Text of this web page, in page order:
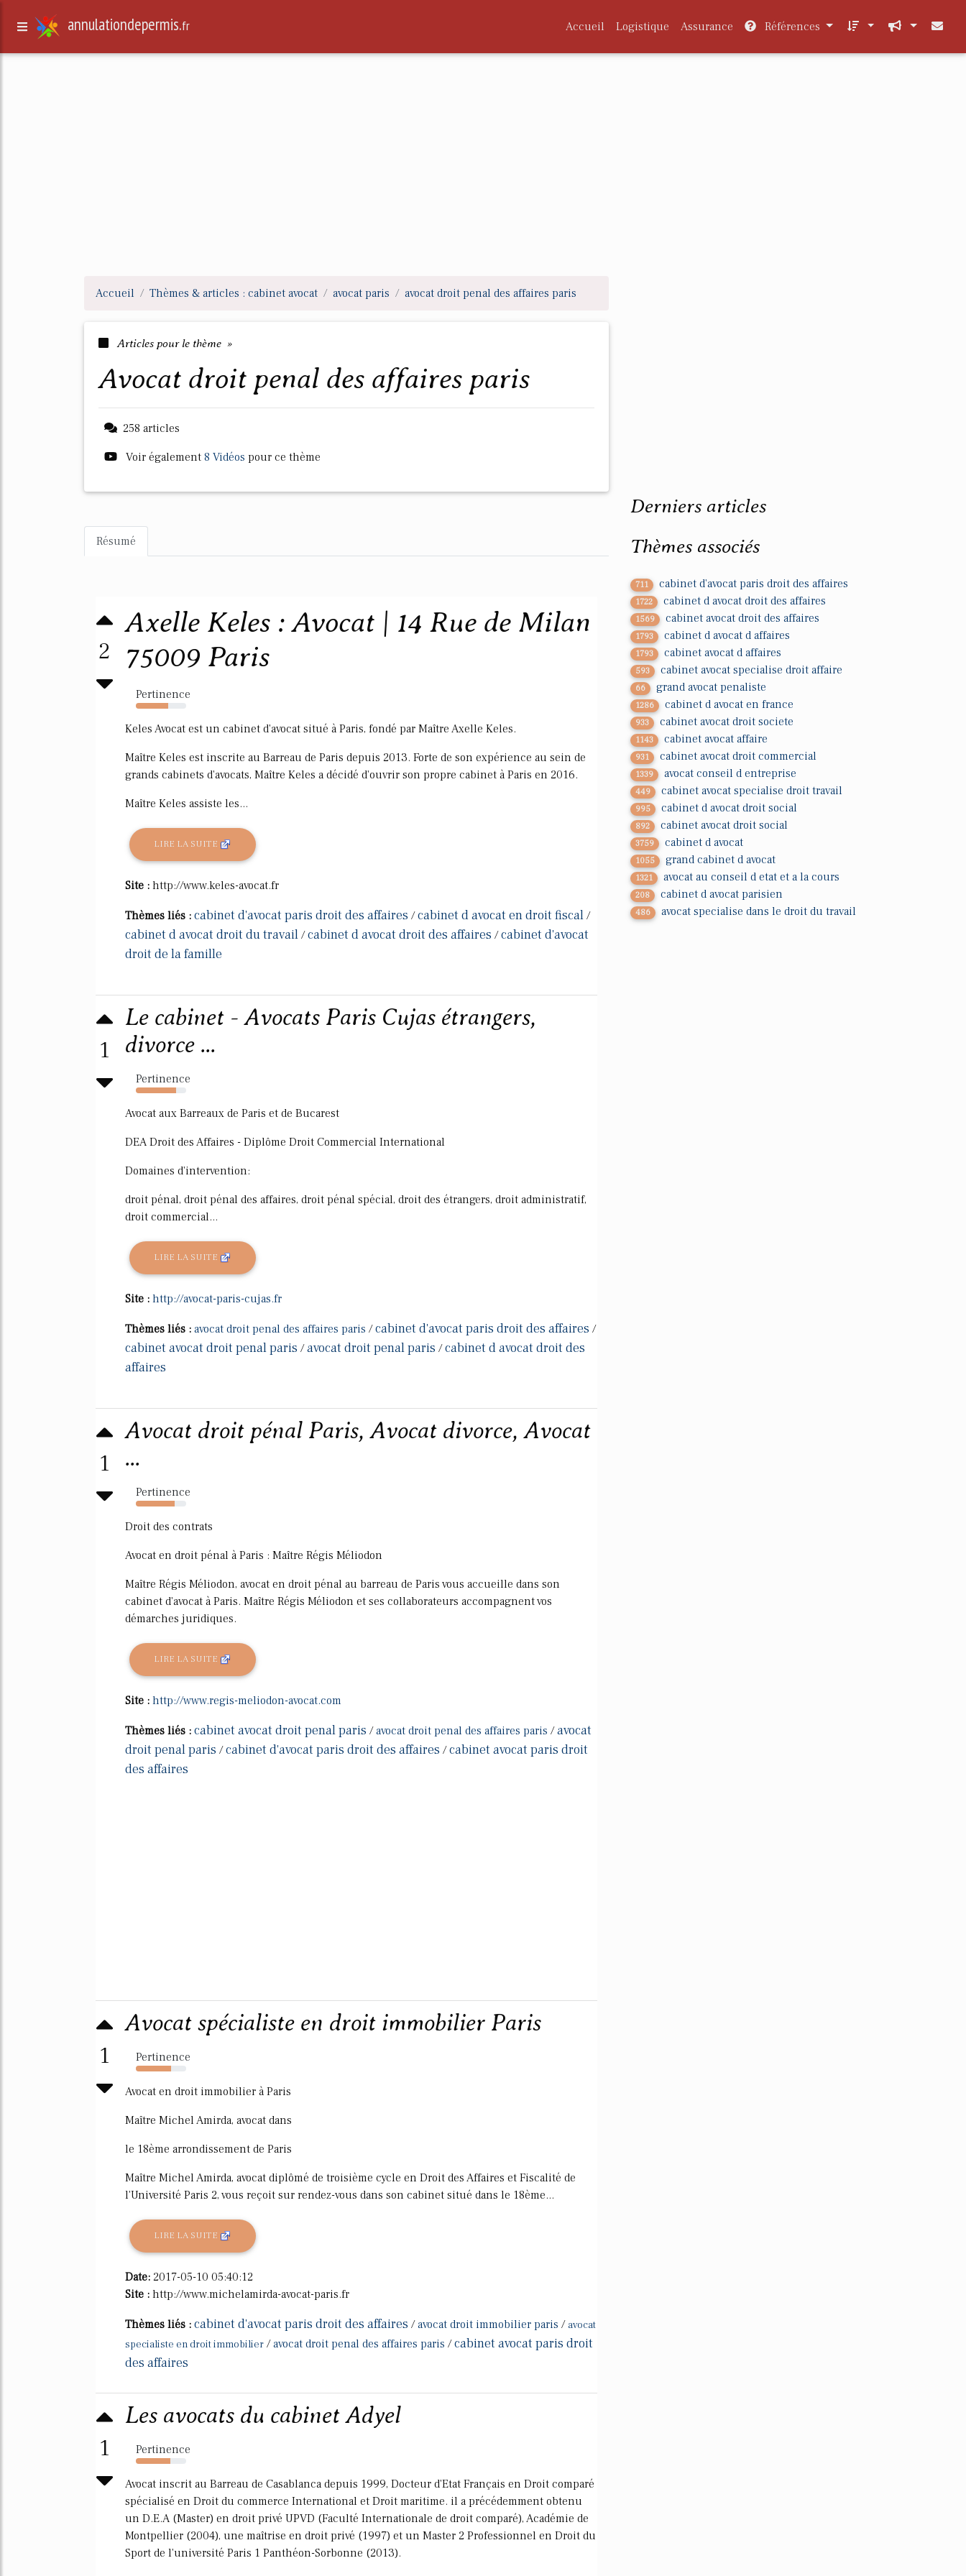
annulationdepermis.fr Accueil Logistique Assurance Références
Accueil Thèmes & articles : cabinet avocat avocat paris avocat droit penal des affaires paris
Articles pour le thème »
avocat droit penal des affaires paris
258 articles
Voir également 8 Vidéos pour ce thème
Résumé
2
Axelle Keles : Avocat | 14 Rue de Milan
75009 Paris
Pertinence
64%
Keles Avocat est un cabinet d'avocat situé à Paris, fondé par Maître Axelle Keles.
Maître Keles est inscrite au Barreau de Paris depuis 2013. Forte de son expérience au sein de
grands cabinets d'avocats, Maître Keles a décidé d'ouvrir son propre cabinet à Paris en 2016.
Maître Keles assiste les...
LIRE LA SUITE
Site : http://www.keles-avocat.fr
Thèmes liés : cabinet d'avocat paris droit des affaires /cabinet d avocat en droit fiscal /
cabinet d avocat droit du travail /cabinet d avocat droit des affaires /cabinet d'avocat
droit de la famille
1
Le cabinet - Avocats Paris Cujas étrangers,
divorce ...
Pertinence
80%
Avocat aux Barreaux de Paris et de Bucarest
DEA Droit des Affaires - Diplôme Droit Commercial International
Domaines d'intervention:
droit pénal, droit pénal des affaires, droit pénal spécial, droit des étrangers, droit administratif,
droit commercial...
LIRE LA SUITE
Site : http://avocat-paris-cujas.fr
Thèmes liés : avocat droit penal des affaires paris /cabinet d'avocat paris droit des affaires /
cabinet avocat droit penal paris /avocat droit penal paris /cabinet d avocat droit des
affaires
1
Avocat droit pénal Paris, Avocat divorce, Avocat
...
Pertinence
77%
Droit des contrats
Avocat en droit pénal à Paris : Maître Régis Méliodon
Maître Régis Méliodon, avocat en droit pénal au barreau de Paris vous accueille dans son
cabinet d'avocat à Paris. Maître Régis Méliodon et ses collaborateurs accompagnent vos
démarches juridiques.
LIRE LA SUITE
Site : http://www.regis-meliodon-avocat.com
Thèmes liés : cabinet avocat droit penal paris /avocat droit penal des affaires paris /avocat
droit penal paris /cabinet d'avocat paris droit des affaires /cabinet avocat paris droit
des affaires
1
Avocat spécialiste en droit immobilier Paris
Pertinence
70%
Avocat en droit immobilier à Paris
Maître Michel Amirda, avocat dans
le 18ème arrondissement de Paris
Maître Michel Amirda, avocat diplômé de troisième cycle en Droit des Affaires et Fiscalité de
l'Université Paris 2, vous reçoit sur rendez-vous dans son cabinet situé dans le 18ème...
LIRE LA SUITE
Date: 2017-05-10 05:40:12
Site : http://www.michelamirda-avocat-paris.fr
Thèmes liés : cabinet d'avocat paris droit des affaires /avocat droit immobilier paris / avocat
specialiste en droit immobilier /avocat droit penal des affaires paris /cabinet avocat paris droit
des affaires
1
Les avocats du cabinet Adyel
Pertinence
68%
Avocat inscrit au Barreau de Casablanca depuis 1999, Docteur d'Etat Français en Droit comparé
spécialisé en Droit du commerce International et Droit maritime. il a précédemment obtenu
un D.E.A (Master) en droit privé UPVD (Faculté Internationale de droit comparé), Académie de
Montpellier (2004), une maîtrise en droit privé (1997) et un Master 2 Professionnel en Droit du
Sport de l'université Paris 1 Panthéon-Sorbonne (2013).
Derniers articles
Thèmes associés
711 cabinet d'avocat paris droit des affaires
1722 cabinet d avocat droit des affaires
1569 cabinet avocat droit des affaires
1793 cabinet d avocat d affaires
1793 cabinet avocat d affaires
593 cabinet avocat specialise droit affaire
66 grand avocat penaliste
1286 cabinet d avocat en france
933 cabinet avocat droit societe
1143 cabinet avocat affaire
931 cabinet avocat droit commercial
1339 avocat conseil d entreprise
449 cabinet avocat specialise droit travail
995 cabinet d avocat droit social
892 cabinet avocat droit social
3759 cabinet d avocat
1055 grand cabinet d avocat
1321 avocat au conseil d etat et a la cours
208 cabinet d avocat parisien
486 avocat specialise dans le droit du travail